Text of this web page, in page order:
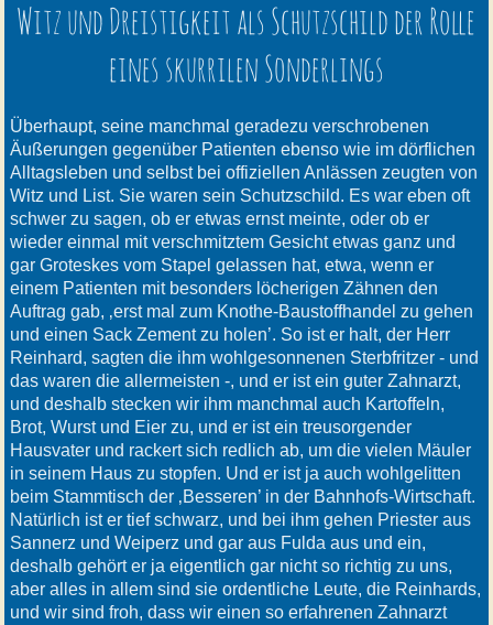
Witz und Dreistigkeit als Schutzschild der Rolle
eines skurrilen Sonderlings
Überhaupt, seine manchmal geradezu verschrobenen
Äußerungen gegenüber Patienten ebenso wie im dörflichen
Alltagsleben und selbst bei offiziellen Anlässen zeugten von
Witz und List. Sie waren sein Schutzschild. Es war eben oft
schwer zu sagen, ob er etwas ernst meinte, oder ob er
wieder einmal mit verschmitztem Gesicht etwas ganz und
gar Groteskes vom Stapel gelassen hat, etwa, wenn er
einem Patienten mit besonders löcherigen Zähnen den
Auftrag gab, ‚erst mal zum Knothe-Baustoffhandel zu gehen
und einen Sack Zement zu holen’. So ist er halt, der Herr
Reinhard, sagten die ihm wohlgesonnenen Sterbfritzer - und
das waren die allermeisten -, und er ist ein guter Zahnarzt,
und deshalb stecken wir ihm manchmal auch Kartoffeln,
Brot, Wurst und Eier zu, und er ist ein treusorgender
Hausvater und rackert sich redlich ab, um die vielen Mäuler
in seinem Haus zu stopfen. Und er ist ja auch wohlgelitten
beim Stammtisch der ‚Besseren’ in der Bahnhofs-Wirtschaft.
Natürlich ist er tief schwarz, und bei ihm gehen Priester aus
Sannerz und Weiperz und gar aus Fulda aus und ein,
deshalb gehört er ja eigentlich gar nicht so richtig zu uns,
aber alles in allem sind sie ordentliche Leute, die Reinhards,
und wir sind froh, dass wir einen so erfahrenen Zahnarzt